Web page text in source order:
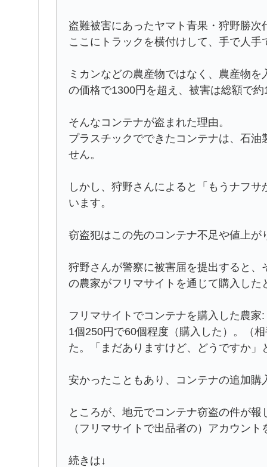
盗難被害にあったヤマト青果・狩野勝次
ここにトラックを横付けして、手で人手
ミカンなどの農産物ではなく、農産物
の価格で1300円を超え、被害は総額で
そんなコンテナが盗まれた理由。
プラスチックでできたコンテナは、石
せん。
しかし、狩野さんによると「もうナフ
います。
窃盗犯はこの先のコンテナ不足や値上
狩野さんが警察に被害届を提出すると
の農家がフリマサイトを通じて購入し
フリマサイトでコンテナを購入した農家:
1個250円で60個程度（購入した）。（
た。「まだありますけど、どうですか」
安かったこともあり、コンテナの追加購
ところが、地元でコンテナ窃盗の件が
（フリマサイトで出品者の）アカウン
続きは↓